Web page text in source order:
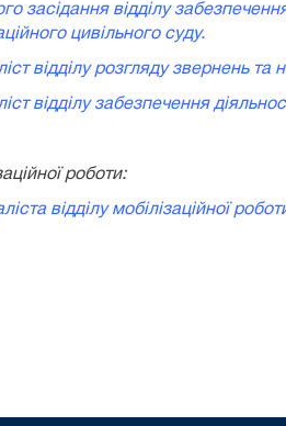
засідання відділу
цивільного суду.
відділу розгляду звернень та
відділу забезпечення
роботи:
відділу мобілізаційної